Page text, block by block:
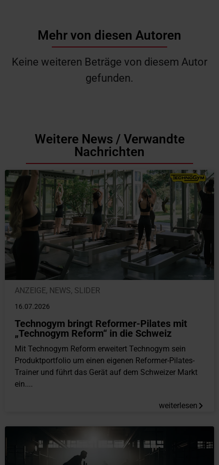
Mehr von diesen Autoren
Keine weiteren Beträge von diesem Autor
gefunden.
Weitere News / Verwandte
Nachrichten
ANZEIGE, NEWS, SLIDER
16.07.2026
Technogym bringt Reformer-Pilates mit
„Technogym Reform“ in die Schweiz
Mit Technogym Reform erweitert Technogym sein
Produktportfolio um einen eigenen Reformer-Pilates-
Trainer und führt das Gerät auf dem Schweizer Markt
ein....
weiterlesen